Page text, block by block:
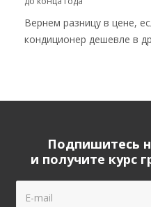
Вернем разницу в цене,
кондиционер дешевле в
Подпишитесь
и получите курс